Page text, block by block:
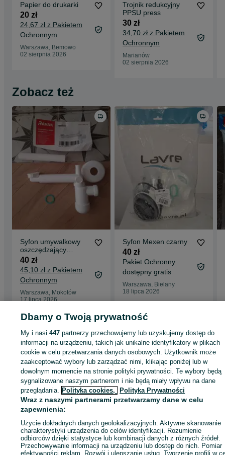
Papier do drukarki
20 zł
24,67 zł z Pakietem
Ochronnym
Warszawa, Bemowo
02 sierpnia 2026
Trojnik redukcyjny
PPSU press
30 zł
34,70 zł z Pakietem
Ochronnym
Marianów
02 sierpnia 2026
Zobacz też
Syfon umywalkowy
oszczędzający
miejsce
40 zł
45,10 zł z Pakietem
Ochronnym
Warszawa, Mokotów
17 lipca 2026
Syfon Mexen czarny
40 zł
Pakiet Ochronny
dostępny gratis
Warszawa, Bielany
18 lipca 2026
Strona główna Budowa i Remont Hydraulika Syfony
Syfony -
Syfony - Grądy
KATEGORIA
ID:1046287559 Wyświetlenia:
Kup
Dbamy o Twoją prywatność
My i nasi447 partnerzy przechowujemy lub uzyskujemy dostęp do
informacji na urządzeniu, takich jak unikalne identyfikatory w plikach
cookie w celu przetwarzania danych osobowych. Użytkownik może
zaakceptować wybory lub zarządzać nimi, klikając poniżej lub w
dowolnym momencie na stronie polityki prywatności. Te wybory będą
sygnalizowane naszym partnerom i nie będą miały wpływu na dane
przeglądania. Polityka cookies, Polityka Prywatności
Wraz z naszymi partnerami przetwarzamy dane w celu
zapewnienia:
Użycie dokładnych danych geolokalizacyjnych. Aktywne skanowanie
charakterystyki urządzenia do celów identyfikacji. Rozumienie
odbiorców dzięki statystyce lub kombinacji danych z różnych źródeł.
Przechowywanie informacji na urządzeniu lub dostęp do nich. Pomiar
efektywności reklam. Rozwój i ulepszanie usług. Tworzenie profili w